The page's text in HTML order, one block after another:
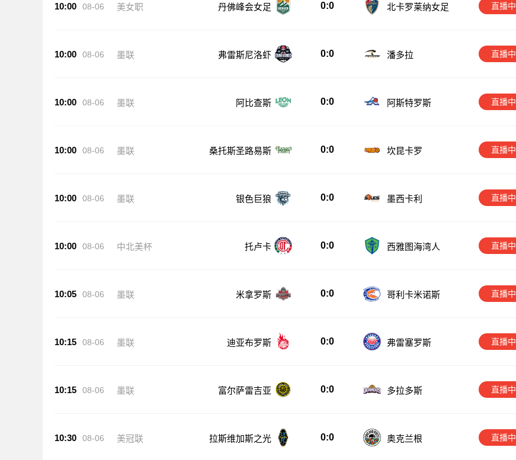
10:00 08-06 美女职 丹佛峰会女足 0:0 北卡罗莱纳女足 直播中
10:00 08-06 墨联 弗雷斯尼洛虾 0:0 潘多拉 直播中
10:00 08-06 墨联 阿比查斯 0:0 阿斯特罗斯 直播中
10:00 08-06 墨联 桑托斯圣路易斯 0:0 坎昆卡罗 直播中
10:00 08-06 墨联 银色巨狼 0:0 墨西卡利 直播中
10:00 08-06 中北美杯 托卢卡 0:0 西雅图海湾人 直播中
10:05 08-06 墨联 米拿罗斯 0:0 哥利卡米诺斯 直播中
10:15 08-06 墨联 迪亚布罗斯 0:0 弗雷塞罗斯 直播中
10:15 08-06 墨联 富尔萨雷吉亚 0:0 多拉多斯 直播中
10:30 08-06 美冠联 拉斯维加斯之光 0:0 奥克兰根 直播中